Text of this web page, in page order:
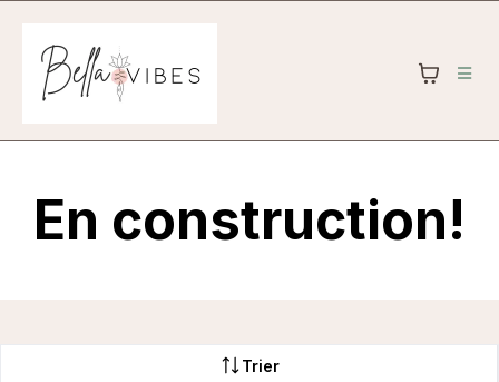
En construction!
Trier